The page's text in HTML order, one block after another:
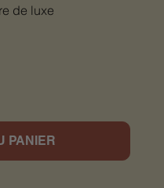
de luxe
PANIER